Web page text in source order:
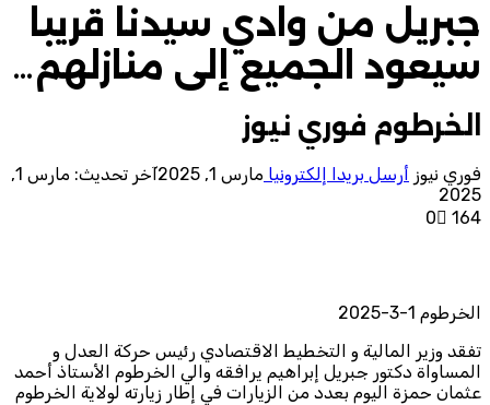
جبريل من وادي سيدنا قريبا
سيعود الجميع إلى منازلهم…
الخرطوم فوري نيوز
فوري نيوز أرسل بريدا إلكترونيا مارس 1, 2025
آخر تحديث: مارس 1,
2025
0
164
الخرطوم 1-3-2025
تفقد وزير المالية و التخطيط الاقتصادي رئيس حركة العدل و
المساواة دكتور جبريل إبراهيم يرافقه والي الخرطوم الأستاذ أحمد
عثمان حمزة اليوم بعدد من الزيارات في إطار زيارته لولاية الخرطوم